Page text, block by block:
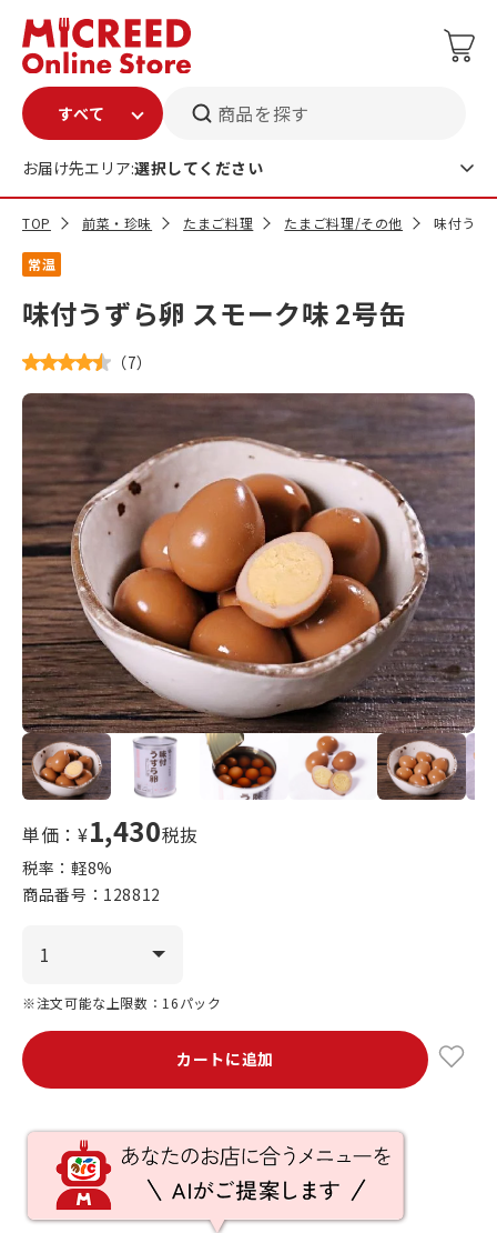
商品を探す
お届け先エリア:選択してください
TOP 前菜・珍味 たまご料理 たまご料理/その他 味付うず
常温
味付うずら卵 スモーク味 2号缶
（7）
単価：¥1,430税抜
税率：軽8%
商品番号： 128812
※注文可能な上限数：16パック
カートに追加